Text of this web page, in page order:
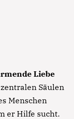
Liebe
Säulen
Menschen
er Hilfe sucht.